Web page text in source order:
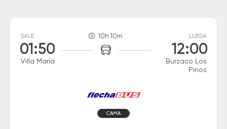
SALE
01:50
Villa Maria
10h 10m LLEGA
12:00
Burzaco Los
Pinos
CAMA